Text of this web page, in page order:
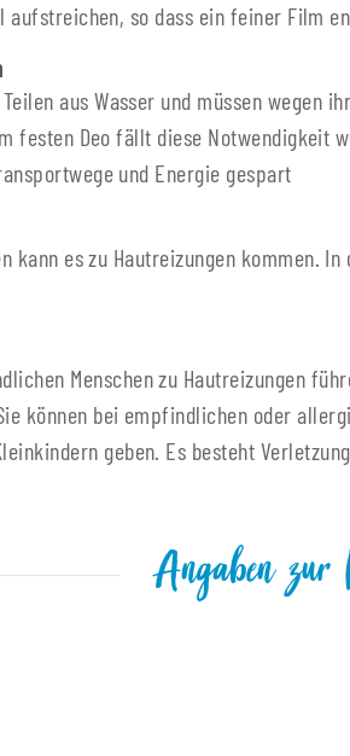
aufstreichen, so dass ein feiner Film
aus Wasser und müssen
festen Deo fällt diese
und Energie gespart
kann es zu Hautreizungen kommen.
Menschen zu Hautreizungen
können bei empfindlichen oder
geben. Es besteht
Angaben zur